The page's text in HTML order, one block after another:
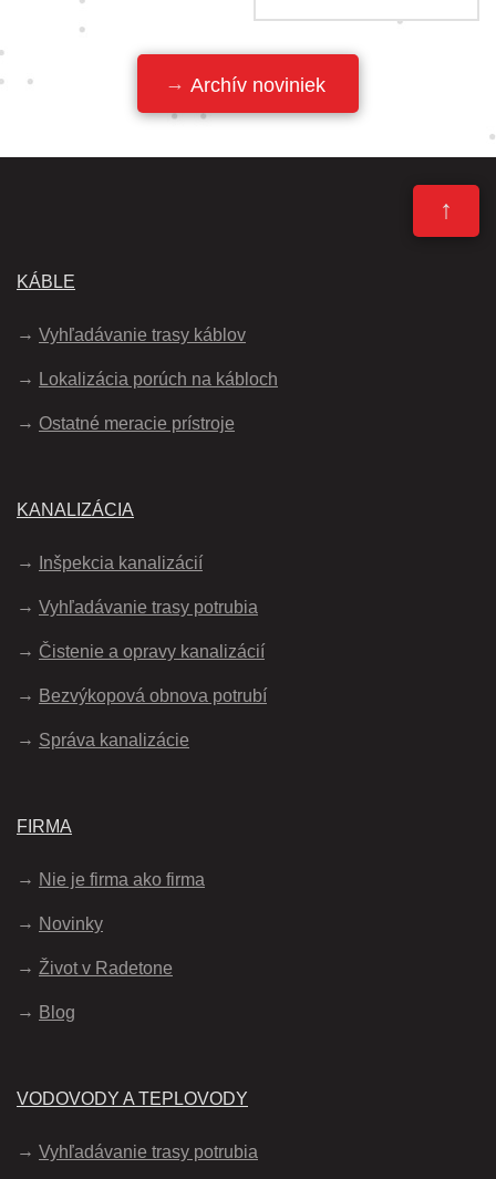
Archív noviniek
↑
KÁBLE
Vyhľadávanie trasy káblov
Lokalizácia porúch na kábloch
Ostatné meracie prístroje
KANALIZÁCIA
Inšpekcia kanalizácií
Vyhľadávanie trasy potrubia
Čistenie a opravy kanalizácií
Bezvýkopová obnova potrubí
Správa kanalizácie
FIRMA
Nie je firma ako firma
Novinky
Život v Radetone
Blog
VODOVODY A TEPLOVODY
Vyhľadávanie trasy potrubia